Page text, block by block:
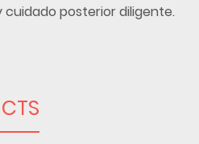
posterior diligente.